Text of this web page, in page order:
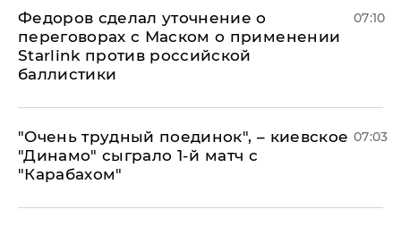
Федоров сделал уточнение о
переговорах с Маском о применении
Starlink против российской
баллистики
07:10
"Очень трудный поединок", – киевское
"Динамо" сыграло 1-й матч с
"Карабахом"
07:03